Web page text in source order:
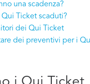
una scadenza?
Ticket scaduti?
dei Qui Ticket
dei preventivi per i